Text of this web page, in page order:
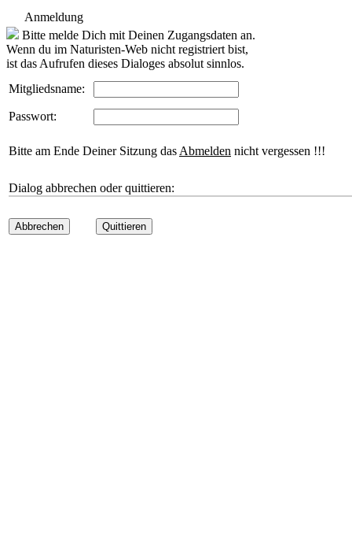
Anmeldung
Bitte melde Dich mit Deinen Zugangsdaten an.
Wenn du im Naturisten-Web nicht registriert bist,
ist das Aufrufen dieses Dialoges absolut sinnlos.
Mitgliedsname:
Passwort:
Bitte am Ende Deiner Sitzung das Abmelden nicht vergessen !!!
Dialog abbrechen oder quittieren:
Abbrechen Quittieren